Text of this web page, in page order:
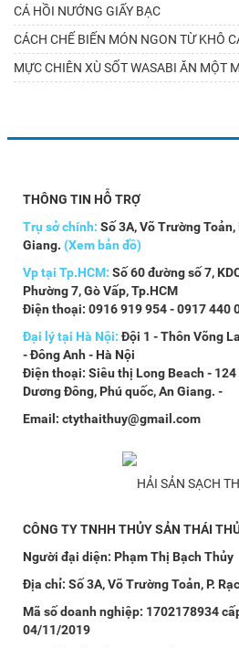
CÁ HỒI NƯỚNG GIẤY BẠC
CÁCH CHẾ BIẾN MÓN NGON TỪ KHÔ
MỰC CHIÊN XÙ SỐT WASABI ĂN MỘT
THÔNG TIN HỖ TRỢ
Trụ sở chính: Số 3A, Võ Trường Toản,
Giang. (Xem bản đồ)
Vp tại Tp.HCM: Số 60 đường số 7,
Phường 7, Gò Vấp, Tp.HCM
Điện thoại: 0916 919 954 - 0917 440
Đại lý tại Hà Nội:Đội 1 - Thôn Võng La
- Đông Anh - Hà Nội
Điện thoại: Siêu thị Long Beach -
Dương Đông, Phú quốc, An Giang. -
Email: ctythaithuy@gmail.com
CÔNG TY TNHH THỦY SẢN THÁI
Người đại diện: Phạm Thị Bạch Thủy
Địa chỉ: Số 3A, Võ Trường Toản, P.
Mã số doanh nghiệp: 1702178934
04/11/2019